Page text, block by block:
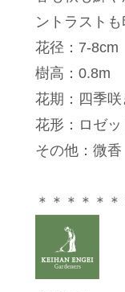
ントラストも
花径：7-8cm
樹高：0.8m
花期：四季咲
花形：ロゼッ
その他：微香
＊＊＊＊＊